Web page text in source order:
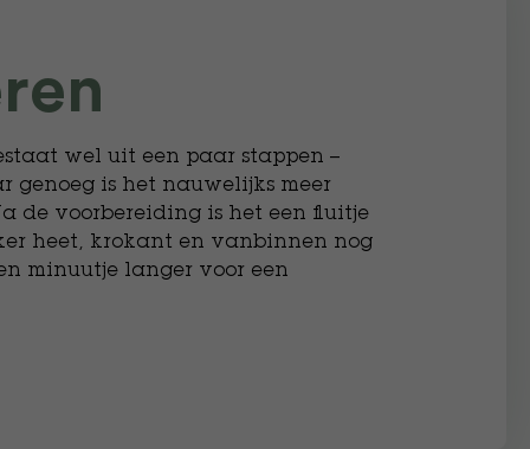
wel uit een paar stappen –
genoeg is het nauwelijks meer
de voorbereiding is het een fluitje
heet, krokant en vanbinnen nog
minuutje langer voor een